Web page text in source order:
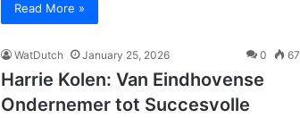
Read More »
WatDutch January 25, 2026 0 67
Harrie Kolen: Van Eindhovense
Ondernemer tot Succesvolle